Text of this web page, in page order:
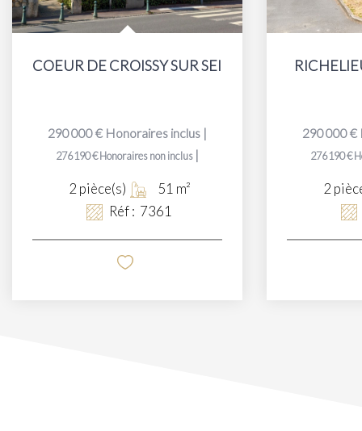
COEUR DE CROISSY SUR SEINE
290 000 € Honoraires inclus |
276 190 €Honoraires non inclus |
2 pièce(s) 51 m²
Réf : 7361
290 000 €
276 190 €
2